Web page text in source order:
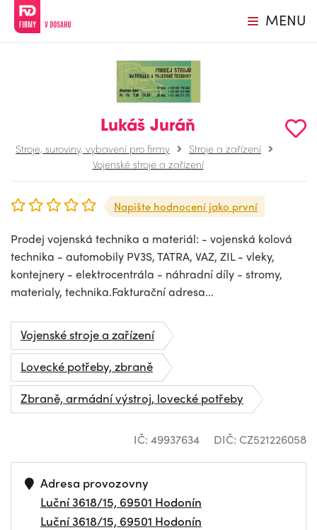
MENU
Lukáš Juráň
Stroje, suroviny, vybavení pro firmy
Stroje a zařízení
Vojenské stroje a zařízení
Napište hodnocení jako první
Prodej vojenská technika a materiál: - vojenská kolová
technika - automobily PV3S, TATRA, VAZ, ZIL - vleky,
kontejnery - elektrocentrála - náhradní díly - stromy,
materialy, technika.Fakturační adresa...
Vojenské stroje a zařízení
Lovecké potřeby, zbraně
Zbraně, armádní výstroj, lovecké potřeby
IČ: 49937634 DIČ: CZ521226058
Adresa provozovny
Luční 3618/15, 69501 Hodonín
Luční 3618/15, 69501 Hodonín